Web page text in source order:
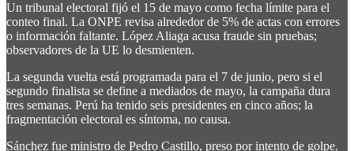
Un tribunal electoral fijó el 15 de mayo como fecha límite para el
conteo final. La ONPE revisa alrededor de 5% de actas con errores
o información faltante. López Aliaga acusa fraude sin pruebas;
observadores de la UE lo desmienten.
La segunda vuelta está programada para el 7 de junio, pero si el
segundo finalista se define a mediados de mayo, la campaña dura
tres semanas. Perú ha tenido seis presidentes en cinco años; la
fragmentación electoral es síntoma, no causa.
Sánchez fue ministro de Pedro Castillo, preso por intento de golpe.